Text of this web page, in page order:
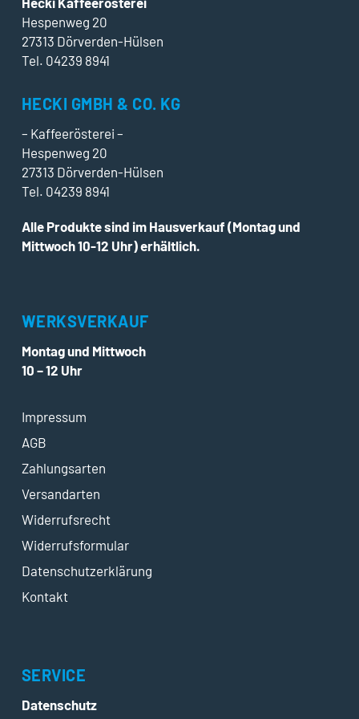
Hespenweg 20
27313 Dörverden-Hülsen
Tel. 04239 8941
HECKI GMBH & CO. KG
– Kaffeerösterei –
Hespenweg 20
27313 Dörverden-Hülsen
Tel. 04239 8941
Alle Produkte sind im Hausverkauf (Montag und
Mittwoch 10-12 Uhr) erhältlich.
WERKSVERKAUF
Montag und Mittwoch
10 – 12 Uhr
Impressum
AGB
Zahlungsarten
Versandarten
Widerrufsrecht
Widerrufsformular
Datenschutzerklärung
Kontakt
SERVICE
Datenschutz